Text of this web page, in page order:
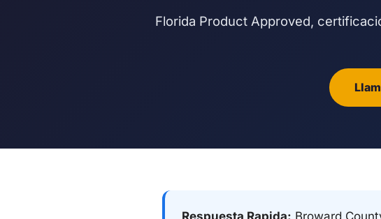
Florida Product Approved,
Respuesta Rapida: Broward